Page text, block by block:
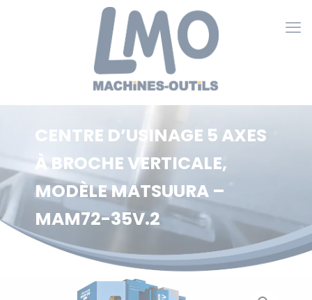
CENTRE D’USINAGE 5 AXES
À BROCHE VERTICALE,
MODÈLE MATSUURA –
MAM72-35V.2
Cookies management panel